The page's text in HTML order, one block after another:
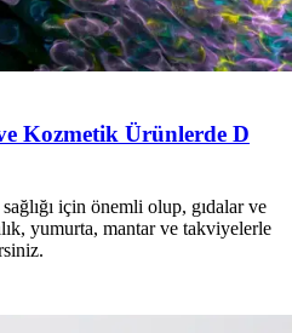
Kozmetik Ürünlerde D
için önemli olup, gıdalar ve
yumurta, mantar ve takviyelerle